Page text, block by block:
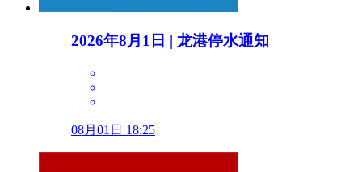
2026年8月1日 | 龙港停水通知
08月01日 18:25